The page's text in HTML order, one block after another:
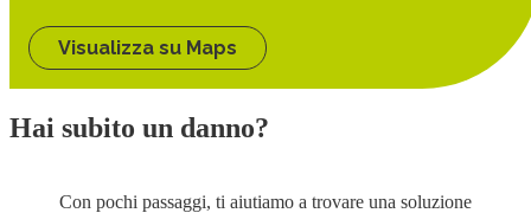
Visualizza su Maps
Hai subito un danno?
Con pochi passaggi, ti aiutiamo a trovare una soluzione